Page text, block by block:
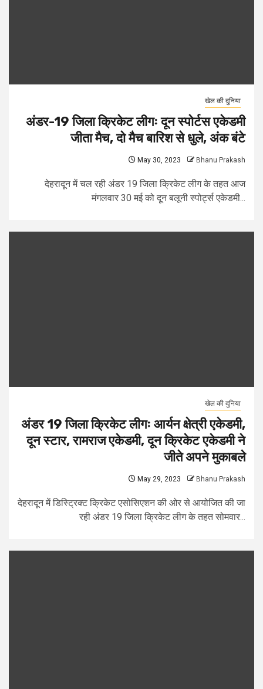
खेल की दुनिया
अंडर-19 जिला क्रिकेट लीगः दून स्पोर्टस एकेडमी
जीता मैच, दो मैच बारिश से धुले, अंक बंटे
May 30, 2023 Bhanu Prakash
देहरादून में चल रही अंडर 19 जिला क्रिकेट लीग के तहत आज
मंगलवार 30 मई को दून बलूनी स्पोर्ट्स एकेडमी...
खेल की दुनिया
अंडर 19 जिला क्रिकेट लीगः आर्यन क्षेत्री एकेडमी,
दून स्टार, रामराज एकेडमी, दून क्रिकेट एकेडमी ने
जीते अपने मुकाबले
May 29, 2023 Bhanu Prakash
देहरादून में डिस्ट्रिक्ट क्रिकेट एसोसिएशन की ओर से आयोजित की जा
रही अंडर 19 जिला क्रिकेट लीग के तहत सोमवार...